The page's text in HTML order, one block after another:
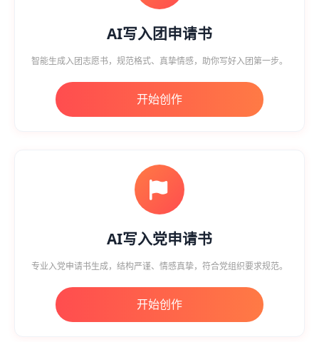
AI写入团申请书
智能生成入团志愿书，规范格式、真挚情感，助你写好入团第一步。
开始创作
AI写入党申请书
专业入党申请书生成，结构严谨、情感真挚，符合党组织要求规范。
开始创作